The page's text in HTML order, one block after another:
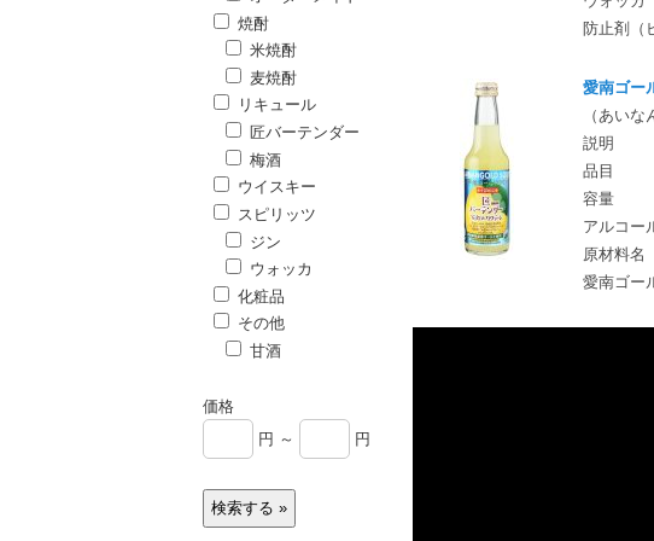
防止剤（
愛南ゴー
（あいな
説明
品目
容量
アルコー
原材料名
愛南ゴー
焼酎
米焼酎
麦焼酎
リキュール
匠バーテンダー
梅酒
ウイスキー
スピリッツ
ジン
ウォッカ
化粧品
その他
甘酒
価格
円 ～
円